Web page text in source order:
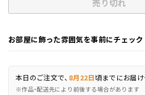
売り切れ
お部屋に飾った雰囲気を事前にチェック
本日のご注文で、 8月22日 頃までにお届
※作品・配送先により前後する場合があります